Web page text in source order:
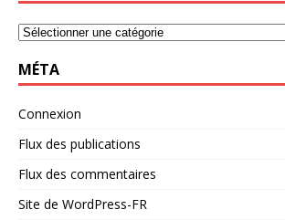
MÉTA
Connexion
Flux des publications
Flux des commentaires
Site de WordPress-FR